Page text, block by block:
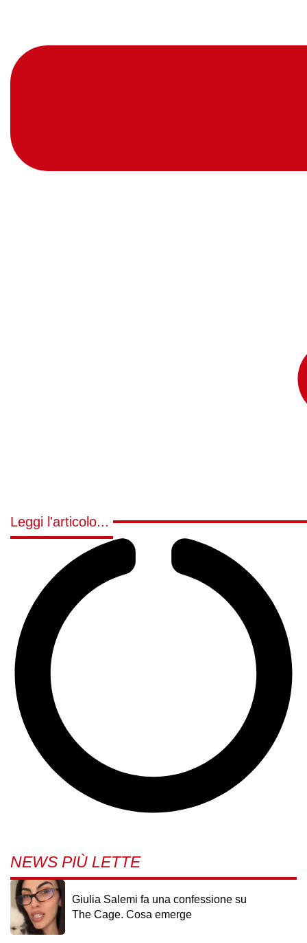
Leggi l'articolo...
NEWS PIÙ LETTE
Giulia Salemi fa una confessione su
The Cage. Cosa emerge